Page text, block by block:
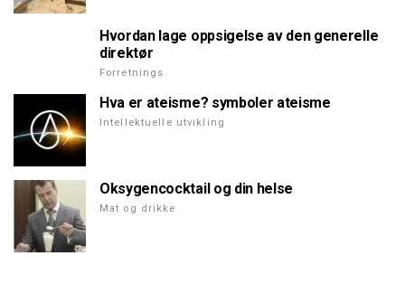
Hvordan lage oppsigelse av den generelle
direktør
Forretnings
Hva er ateisme? symboler ateisme
Intellektuelle utvikling
Oksygencocktail og din helse
Mat og drikke